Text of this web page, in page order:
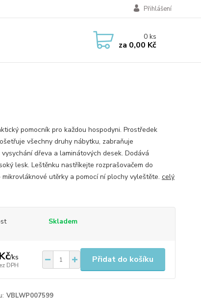
Přihlášení
0ks
za 0,00 Kč
pomocník pro každou hospodyni. Prostředek
všechny druhy nábytku, zabraňuje
vysychání dřeva a laminátových desek. Dodává
lesk. Leštěnku nastříkejte rozprašovačem do
utěrky a pomocí ní plochy vyleštěte. celý
Skladem
/ks
DPH
Přidat do košíku
VBLWP007599